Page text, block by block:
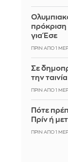
πρόκριση
για Έσε
ΠΡΙΝ ΑΠΌ 1
Σε
την
ΠΡΙΝ ΑΠΌ 1
Πότε
Πρίν ή
ΠΡΙΝ ΑΠΌ 1